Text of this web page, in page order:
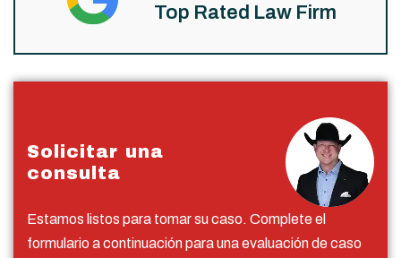
Top Rated Law Firm
Solicitar una
consulta
Estamos listos para tomar su caso. Complete el
formulario a continuación para una evaluación de caso